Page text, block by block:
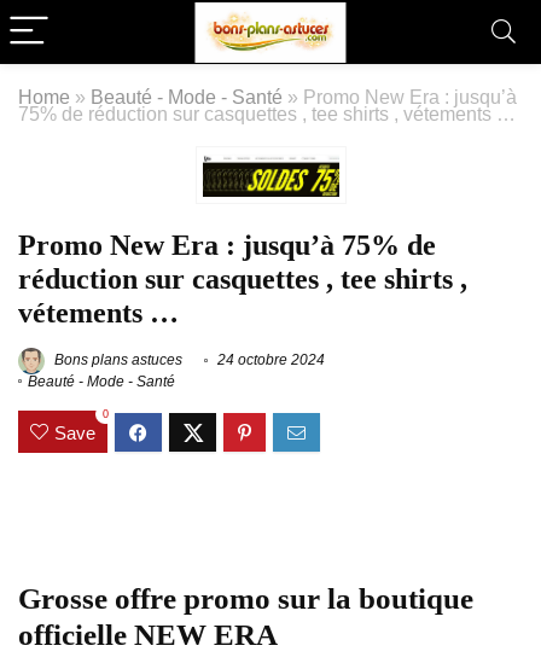
Home » Beauté - Mode - Santé » Promo New Era : jusqu’à
75% de réduction sur casquettes , tee shirts , vétements …
Promo New Era : jusqu’à 75% de
réduction sur casquettes , tee shirts ,
vétements …
Bons plans astuces
24 octobre 2024
Beauté - Mode - Santé
Save
0
Grosse offre promo sur la boutique
officielle NEW ERA